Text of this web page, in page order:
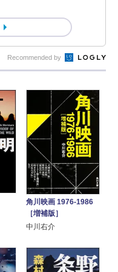
Recommended by
角川映画 1976-1986
［増補版］
中川右介